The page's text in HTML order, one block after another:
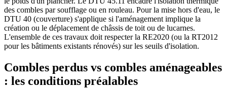
des combles par soufflage ou en rouleau. Pour la mise hors d'eau, le
DTU 40 (couverture) s'applique si l'aménagement implique la
création ou le déplacement de châssis de toit ou de lucarnes.
L'ensemble de ces travaux doit respecter la RE2020 (ou la RT2012
pour les bâtiments existants rénovés) sur les seuils d'isolation.
Combles perdus vs combles aménageables
: les conditions préalables